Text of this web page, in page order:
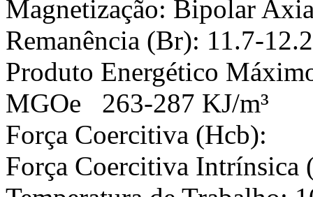
Magnetização: Bipolar
Remanência (Br): 11.7-
Produto Energético
MGOe 263-287 KJ/m³
Força Coercitiva
Força Coercitiva